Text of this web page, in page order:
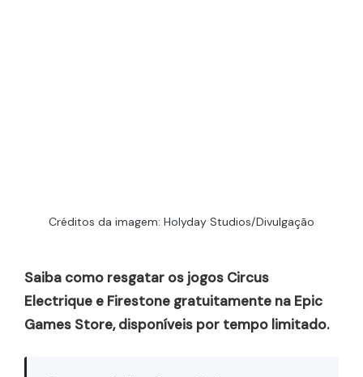
Créditos da imagem: Holyday Studios/Divulgação
Saiba como resgatar os jogos Circus
Electrique e Firestone gratuitamente na Epic
Games Store, disponíveis por tempo limitado.